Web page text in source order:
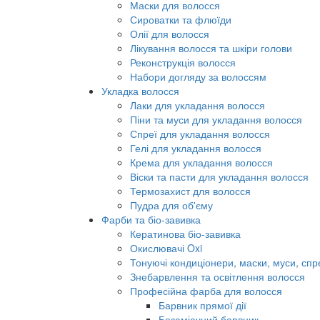
Маски для волосся
Сироватки та флюїди
Олії для волосся
Лікування волосся та шкіри голови
Реконструкція волосся
Набори догляду за волоссям
Укладка волосся
Лаки для укладання волосся
Піни та муси для укладання волосся
Спреї для укладання волосся
Гелі для укладання волосся
Крема для укладання волосся
Віски та пасти для укладання волосся
Термозахист для волосся
Пудра для об'єму
Фарби та біо-завивка
Кератинова біо-завивка
Окислювачі Oxi
Тонуючі кондиціонери, маски, муси,
Знебарвлення та освітлення волосся
Професійна фарба для волосся
Барвник прямої дії